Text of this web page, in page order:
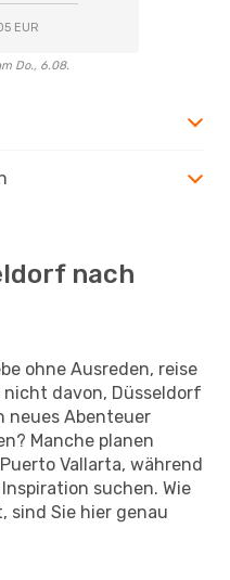
EUR
Do., 6.08.
nach
ohne Ausreden, reise
nicht davon, Düsseldorf
neues Abenteuer
Manche planen
Vallarta, während
suchen. Wie
sind Sie hier genau